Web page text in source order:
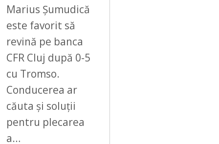
Marius Șumudică
este favorit să
revină pe banca
CFR Cluj după 0-5
cu Tromso.
Conducerea ar
căuta și soluții
pentru plecarea
a…